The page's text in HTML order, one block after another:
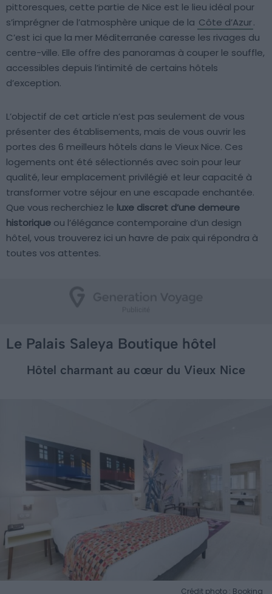
pittoresques, cette partie de Nice est le lieu idéal pour
s’imprégner de l’atmosphère unique de la Côte d’Azur.
C’est ici que la mer Méditerranée caresse les rivages du
centre-ville. Elle offre des panoramas à couper le souffle,
accessibles depuis l’intimité de certains hôtels
d’exception.
L’objectif de cet article n’est pas seulement de vous
présenter des établisements, mais de vous ouvrir les
portes des 6 meilleurs hôtels dans le Vieux Nice. Ces
logements ont été sélectionnés avec soin pour leur
qualité, leur emplacement privilégié et leur capacité à
transformer votre séjour en une escapade enchantée.
Que vous recherchiez le luxe discret d’une demeure
historique ou l’élégance contemporaine d’un design
hôtel, vous trouverez ici un havre de paix qui répondra à
toutes vos attentes.
Le Palais Saleya Boutique hôtel
Hôtel charmant au cœur du Vieux Nice
Crédit photo : Booking